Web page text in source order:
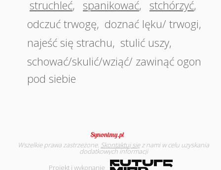
struchleć, spanikować, stchórzyć,
odczuć trwogę, doznać lęku/ trwogi,
najeść się strachu, stulić uszy,
schować/skulić/wziąć/ zawinąć ogon
pod siebie
Wszelkie prawa zastrzeżone. Skontaktuj sięz nami w celu uzyskania
dodatkowych informacji
Projekt i wykonanie